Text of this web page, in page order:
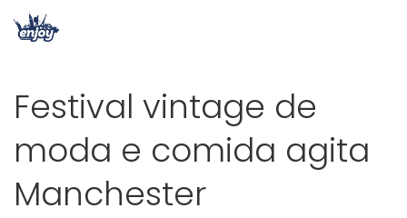
Festival vintage de
moda e comida agita
Manchester